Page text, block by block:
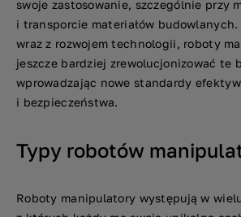
swoje zastosowanie, szczególnie przy
i transporcie materiałów budowlanych.
wraz z rozwojem technologii, roboty
jeszcze bardziej zrewolucjonizować te
wprowadzając nowe standardy
i bezpieczeństwa.
Typy robotów
Roboty manipulatory występują w